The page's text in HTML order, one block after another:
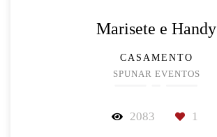
Marisete e Handy
CASAMENTO
SPUNAR EVENTOS
2083 1